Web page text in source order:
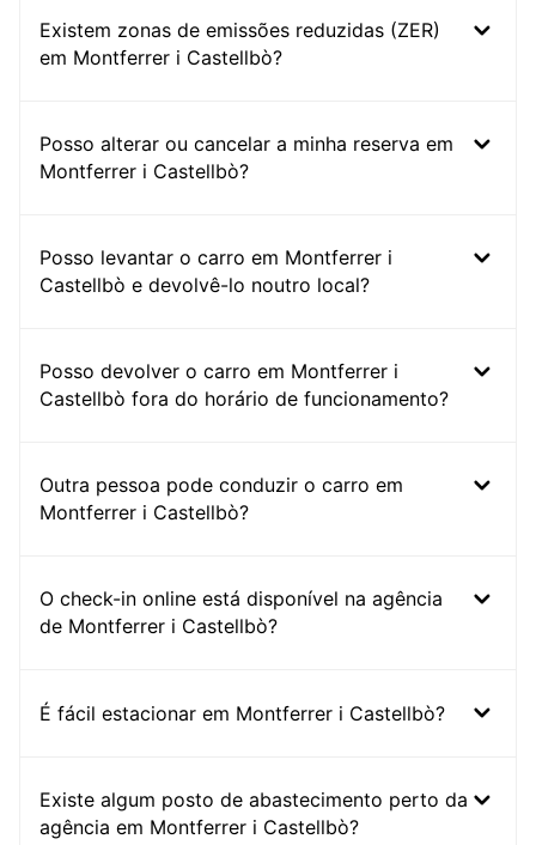
Existem zonas de emissões reduzidas (ZER)
em Montferrer i Castellbò?
Posso alterar ou cancelar a minha reserva em
Montferrer i Castellbò?
Posso levantar o carro em Montferrer i
Castellbò e devolvê-lo noutro local?
Posso devolver o carro em Montferrer i
Castellbò fora do horário de funcionamento?
Outra pessoa pode conduzir o carro em
Montferrer i Castellbò?
O check-in online está disponível na agência
de Montferrer i Castellbò?
É fácil estacionar em Montferrer i Castellbò?
Existe algum posto de abastecimento perto da
agência em Montferrer i Castellbò?